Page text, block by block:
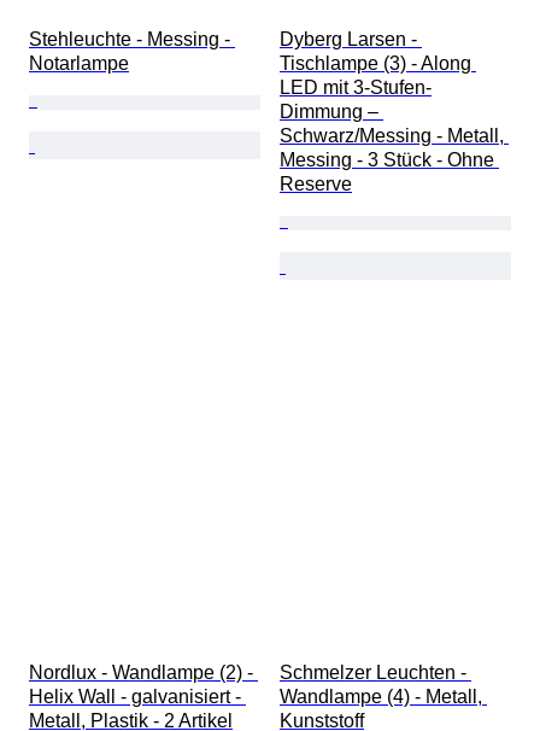
Stehleuchte - Messing -
Notarlampe
Dyberg Larsen -
Tischlampe (3) - Along
LED mit 3-Stufen-
Dimmung –
Schwarz/Messing - Metall,
Messing - 3 Stück - Ohne
Reserve
Nordlux - Wandlampe (2) -
Helix Wall - galvanisiert -
Metall, Plastik - 2 Artikel
Schmelzer Leuchten -
Wandlampe (4) - Metall,
Kunststoff